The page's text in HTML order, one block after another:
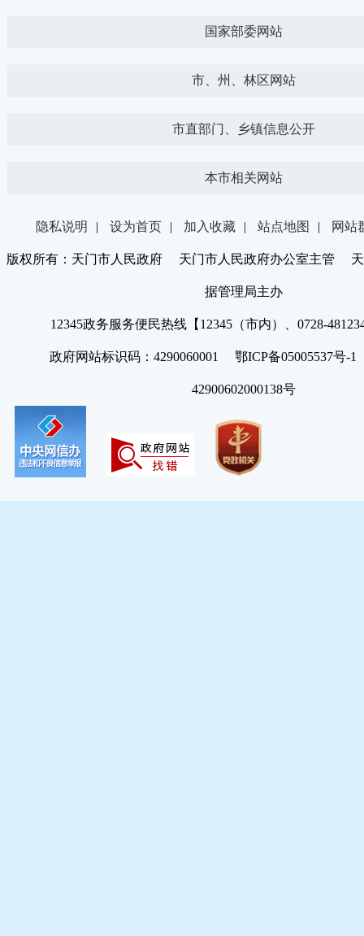
国家部委网站
市、州、林区网站
市直部门、乡镇信息公开
本市相关网站
隐私说明 | 设为首页 | 加入收藏 | 站点地图 | 网站
版权所有：天门市人民政府 天门市人民政府办公室主管 天
据管理局主办
12345政务服务便民热线【12345（市内）、0728-
政府网站标识码：4290060001 鄂ICP备05005537号
42900602000138号